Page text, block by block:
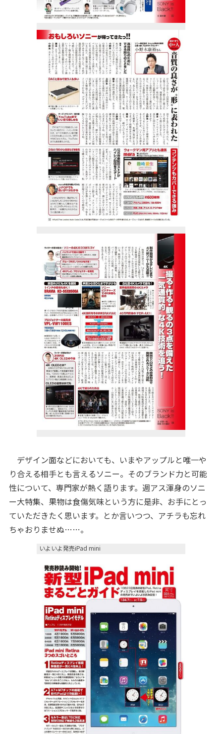
デザイン面などにおいても、いまやアップルと唯一や
り合える相手とも言えるソニー。そのブランド力と可能
性について、専門家が熱く語ります。週アス渾身のソニ
ー大特集、果物は食傷気味という方に是非、お手にとっ
ていただきたく思います。とか言いつつ、アチラも忘れ
ちゃおりませぬ……。
いよいよ発売iPad mini